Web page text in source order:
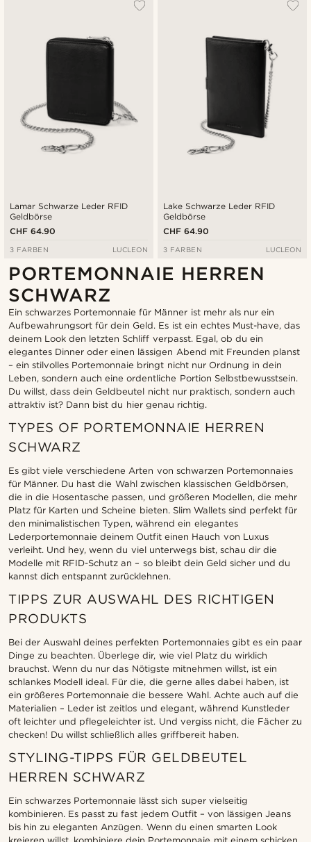
Lamar Schwarze Leder RFID
Geldbörse
CHF 64.90
3 FARBEN LUCLEON
Lake Schwarze Leder RFID
Geldbörse
CHF 64.90
3 FARBEN LUCLEON
PORTEMONNAIE HERREN
SCHWARZ
Ein schwarzes Portemonnaie für Männer ist mehr als nur ein
Aufbewahrungsort für dein Geld. Es ist ein echtes Must-have, das
deinem Look den letzten Schliff verpasst. Egal, ob du ein
elegantes Dinner oder einen lässigen Abend mit Freunden planst
– ein stilvolles Portemonnaie bringt nicht nur Ordnung in dein
Leben, sondern auch eine ordentliche Portion Selbstbewusstsein.
Du willst, dass dein Geldbeutel nicht nur praktisch, sondern auch
attraktiv ist? Dann bist du hier genau richtig.
TYPES OF PORTEMONNAIE HERREN
SCHWARZ
Es gibt viele verschiedene Arten von schwarzen Portemonnaies
für Männer. Du hast die Wahl zwischen klassischen Geldbörsen,
die in die Hosentasche passen, und größeren Modellen, die mehr
Platz für Karten und Scheine bieten. Slim Wallets sind perfekt für
den minimalistischen Typen, während ein elegantes
Lederportemonnaie deinem Outfit einen Hauch von Luxus
verleiht. Und hey, wenn du viel unterwegs bist, schau dir die
Modelle mit RFID-Schutz an – so bleibt dein Geld sicher und du
kannst dich entspannt zurücklehnen.
TIPPS ZUR AUSWAHL DES RICHTIGEN
PRODUKTS
Bei der Auswahl deines perfekten Portemonnaies gibt es ein paar
Dinge zu beachten. Überlege dir, wie viel Platz du wirklich
brauchst. Wenn du nur das Nötigste mitnehmen willst, ist ein
schlankes Modell ideal. Für die, die gerne alles dabei haben, ist
ein größeres Portemonnaie die bessere Wahl. Achte auch auf die
Materialien – Leder ist zeitlos und elegant, während Kunstleder
oft leichter und pflegeleichter ist. Und vergiss nicht, die Fächer zu
checken! Du willst schließlich alles griffbereit haben.
STYLING-TIPPS FÜR GELDBEUTEL
HERREN SCHWARZ
Ein schwarzes Portemonnaie lässt sich super vielseitig
kombinieren. Es passt zu fast jedem Outfit – von lässigen Jeans
bis hin zu eleganten Anzügen. Wenn du einen smarten Look